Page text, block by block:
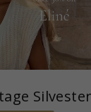
Silvester